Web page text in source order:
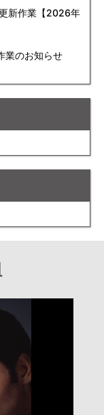
新作業【2026年
業のお知らせ